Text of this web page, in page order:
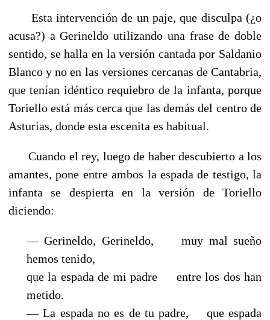
Esta intervención de un paje, que disculpa (¿o
acusa?) a Gerineldo utilizando una frase de doble
sentido, se halla en la versión cantada por Saldanio
Blanco y no en las versiones cercanas de Cantabria,
que tenían idéntico requiebro de la infanta, porque
Toriello está más cerca que las demás del centro de
Asturias, donde esta escenita es habitual.
Cuando el rey, luego de haber descubierto a los
amantes, pone entre ambos la espada de testigo, la
infanta se despierta en la versión de Toriello
diciendo:
— Gerineldo, Gerineldo, muy mal sueño
hemos tenido,
que la espada de mi padre entre los dos han
metido.
— La espada no es de tu padre, que espada